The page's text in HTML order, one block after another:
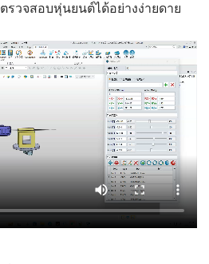
รวจสอบหุ่นยนต์ได้อย่างง่ายดาย